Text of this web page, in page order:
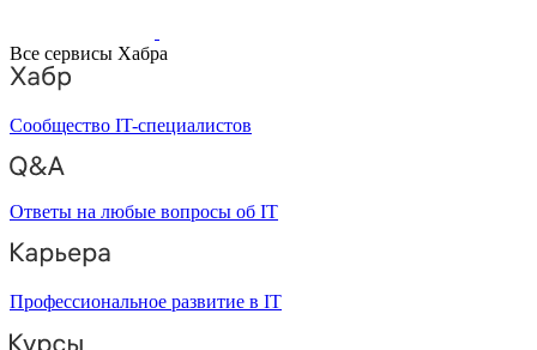
Все сервисы Хабра
Сообщество IT-специалистов
Ответы на любые вопросы об IT
Профессиональное развитие в IT